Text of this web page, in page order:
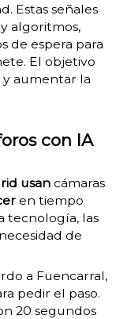
Estas señales
algoritmos,
de espera para
El objetivo
y aumentar la
con IA
usancámaras
en tiempo
tecnología, las
de
a Fuencarral,
pedir el paso.
20 segundos